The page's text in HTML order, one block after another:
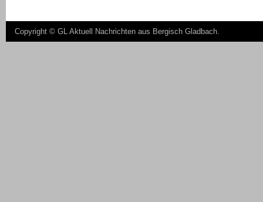
Copyright © GL Aktuell Nachrichten aus Bergisch Gladbach.